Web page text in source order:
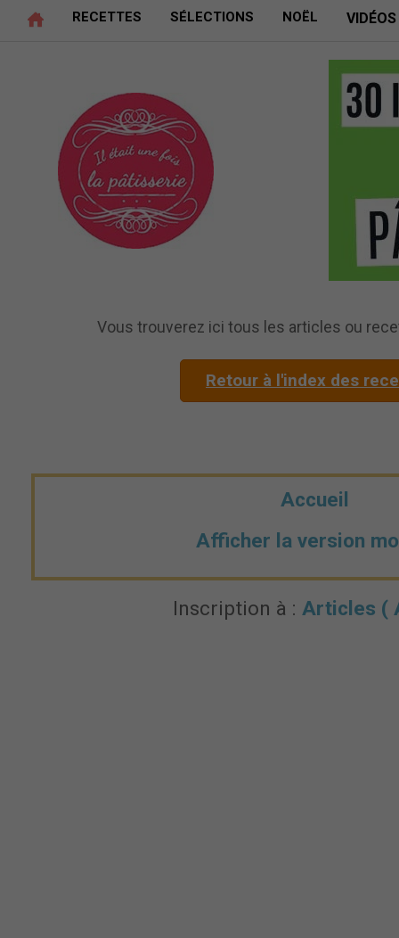
RECETTES SÉLECTIONS NOËL VIDÉOS
Vous trouverez ici tous les articles ou
Retour à l'index des
Accueil
Afficher la version
Inscription à :Articles (